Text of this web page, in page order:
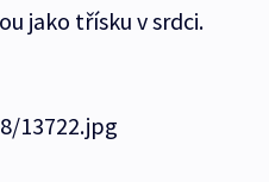
jako třísku v srdci.
13722.jpg